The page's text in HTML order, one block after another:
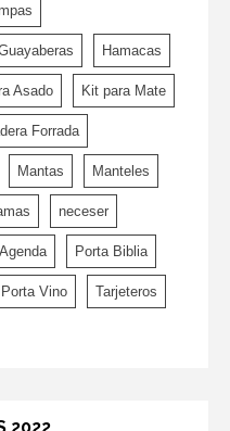
Hamacas
Asado Kit para Mate
Forrada
Mantas Manteles
neceser
Porta Biblia
Porta Vino Tarjeteros